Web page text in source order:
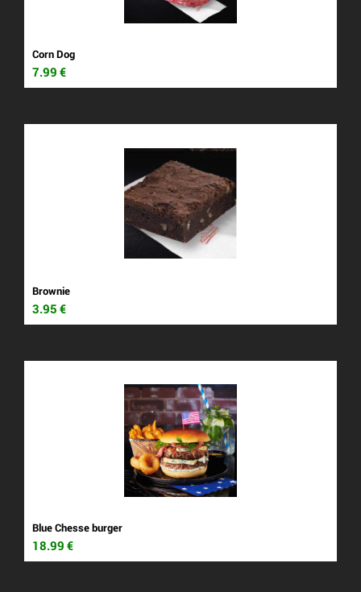
Corn Dog
7.99 €
Brownie
3.95 €
Blue Chesse burger
18.99 €